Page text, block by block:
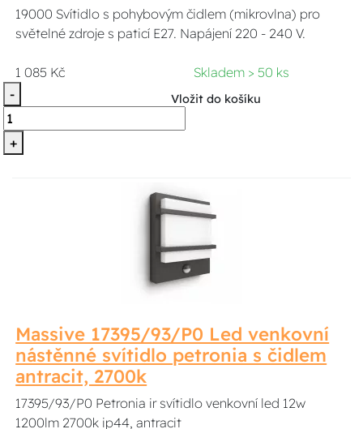
19000 Svítidlo s pohybovým čidlem (mikrovlna) pro
světelné zdroje s paticí E27. Napájení 220 - 240 V.
1 085 Kč
Skladem > 50 ks
-
+
Vložit do košíku
Massive 17395/93/P0 Led venkovní
nástěnné svítidlo petronia s čidlem
antracit, 2700k
17395/93/P0 Petronia ir svítidlo venkovní led 12w
1200lm 2700k ip44, antracit